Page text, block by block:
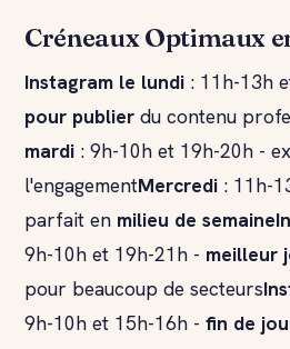
Créneaux Optimaux
Instagram le lundi : 11h-13h
pour publier du contenu
mardi : 9h-10h et 19h-20h -
l'engagementMercredi : 11h-
parfait en milieu de semaine
9h-10h et 19h-21h - meilleur
pour beaucoup de secteurs
9h-10h et 15h-16h - fin de